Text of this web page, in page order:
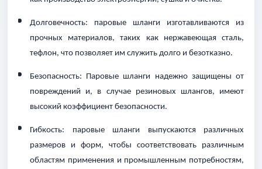
Долговечность: паровые шланги изготавливаются из
прочных материалов, таких как нержавеющая сталь,
тефлон, что позволяет им служить долго и безотказно.
Безопасность: Паровые шланги надежно защищены от
повреждений и, в случае резиновых шлангов, имеют
высокий коэффициент безопасности.
Гибкость: паровые шланги выпускаются различных
размеров и форм, чтобы соответствовать различным
областям применения и промышленным потребностям,